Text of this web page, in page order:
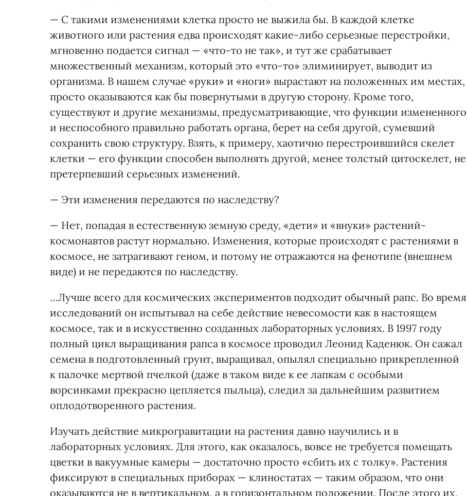
— С такими изменениями клетка просто не выжила бы. В каждой клетке
животного или растения едва происходят какие-либо серьезные перестройки,
мгновенно подается сигнал — «что-то не так», и тут же срабатывает
множественный механизм, который это «что-то» элиминирует, выводит из
организма. В нашем случае «руки» и «ноги» вырастают на положенных им местах,
просто оказываются как бы повернутыми в другую сторону. Кроме того,
существуют и другие механизмы, предусматривающие, что функции измененного
и неспособного правильно работать органа, берет на себя другой, сумевший
сохранить свою структуру. Взять, к примеру, хаотично перестроившийся скелет
клетки — его функции способен выполнять другой, менее толстый цитоскелет, не
претерпевший серьезных изменений.
— Эти изменения передаются по наследству?
— Нет, попадая в естественную земную среду, «дети» и «внуки» растений-
космонавтов растут нормально. Изменения, которые происходят с растениями в
космосе, не затрагивают геном, и потому не отражаются на фенотипе (внешнем
виде) и не передаются по наследству.
…Лучше всего для космических экспериментов подходит обычный рапс. Во время
исследований он испытывал на себе действие невесомости как в настоящем
космосе, так и в искусственно созданных лабораторных условиях. В 1997 году
полный цикл выращивания рапса в космосе проводил Леонид Каденюк. Он сажал
семена в подготовленный грунт, выращивал, опылял специально прикрепленной
к палочке мертвой пчелкой (даже в таком виде к ее лапкам с особыми
ворсинками прекрасно цепляется пыльца), следил за дальнейшим развитием
оплодотворенного растения.
Изучать действие микрогравитации на растения давно научились и в
лабораторных условиях. Для этого, как оказалось, вовсе не требуется помещать
цветки в вакуумные камеры — достаточно просто «сбить их с толку». Растения
фиксируют в специальных приборах — клиностатах — таким образом, что они
оказываются не в вертикальном, а в горизонтальном положении. После этого их,